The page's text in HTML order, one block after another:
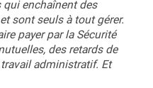
enchaînent des
sont seuls à tout gérer.
payer par la Sécurité
des retards de
administratif. Et